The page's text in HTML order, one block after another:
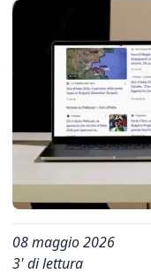
08 maggio 2026
3' di lettura